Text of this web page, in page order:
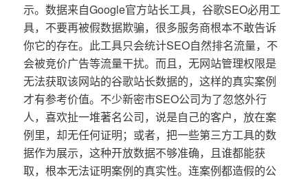
示。数据来自Google官方站长工具，谷歌SEO必用工
具，不要再被假数据欺骗，很多服务商根本不敢告诉
你它的存在。此工具只会统计SEO自然排名流量，不
会被竞价广告等流量干扰。而且，无网站管理权限是
无法获取该网站的谷歌站长数据的，这样的真实案例
才有参考价值。不少新密市SEO公司为了忽悠外行
人，喜欢扯一堆著名公司，说是自己的客户，放在案
例里，却无任何证明；或者，把一些第三方工具的数
据作为展示，这种开放数据不够准确，且谁都能获
取，根本无法证明案例的真实性。连案例都造假的公